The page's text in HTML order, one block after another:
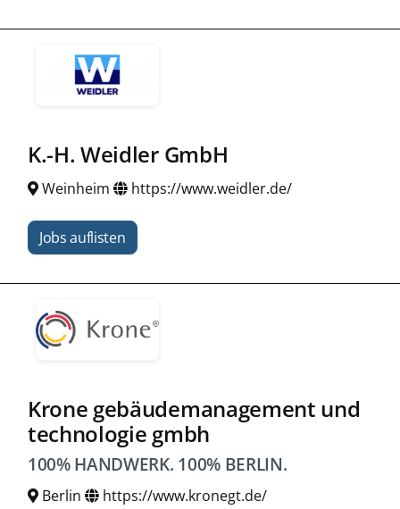
K.-H. Weidler GmbH
Weinheim https://www.weidler.de/
Jobs auflisten
Krone gebäudemanagement und
technologie gmbh
100% HANDWERK. 100% BERLIN.
Berlin https://www.kronegt.de/